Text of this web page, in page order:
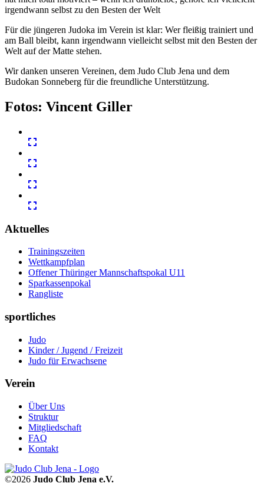
irgendwann selbst zu den Besten der Welt
Für die jüngeren Judoka im Verein ist klar: Wer fleißig trainiert und
am Ball bleibt, kann irgendwann vielleicht selbst mit den Besten der
Welt auf der Matte stehen.
Wir danken unseren Vereinen, dem Judo Club Jena und dem
Budokan Sonneberg für die freundliche Unterstützung.
Fotos: Vincent Giller
Aktuelles
Trainingszeiten
Wettkampfplan
Offener Thüringer Mannschaftspokal U11
Sparkassenpokal
Rangliste
sportliches
Judo
Kinder / Jugend / Freizeit
Judo für Erwachsene
Verein
Über Uns
Struktur
Mitgliedschaft
FAQ
Kontakt
©2026 Judo Club Jena e.V.